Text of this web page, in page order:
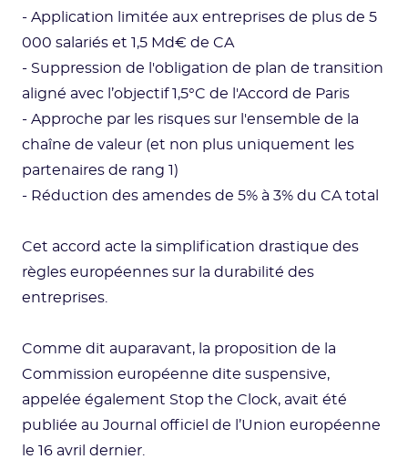
- Application limitée aux entreprises de plus de 5
000 salariés et 1,5 Md€ de CA
- Suppression de l'obligation de plan de transition
aligné avec l’objectif 1,5°C de l'Accord de Paris
- Approche par les risques sur l'ensemble de la
chaîne de valeur (et non plus uniquement les
partenaires de rang 1)
- Réduction des amendes de 5% à 3% du CA total
Cet accord acte la simplification drastique des
règles européennes sur la durabilité des
entreprises.
Comme dit auparavant, la proposition de la
Commission européenne dite suspensive,
appelée également Stop the Clock, avait été
publiée au Journal officiel de l’Union européenne
le 16 avril dernier.